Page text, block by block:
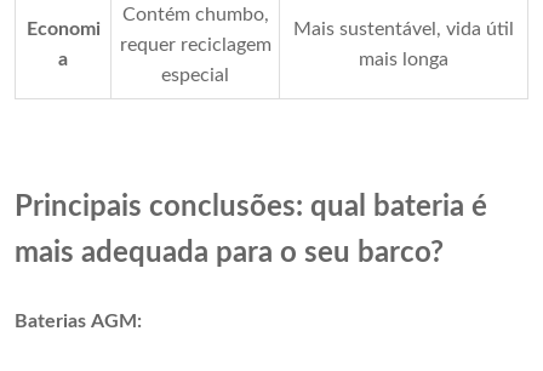
Economi
a
Contém chumbo,
requer reciclagem
especial
Mais sustentável, vida útil
mais longa
Principais conclusões: qual bateria é
mais adequada para o seu barco?
Baterias AGM: